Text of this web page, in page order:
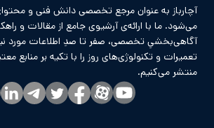
آچارباز به عنوان مرجع تخصصی دانش فنی و
می‌شود. ما با ارائه‌ی آرشیوی جامع از مقالات و
آگاهی‌بخشیِ تخصصی، صفر تا صدِ اطلاعات مورد
تعمیرات و تکنولوژی‌های روز را با تکیه بر منابع
منتشر می‌کنیم.